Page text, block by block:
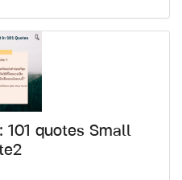
101 quotes Small